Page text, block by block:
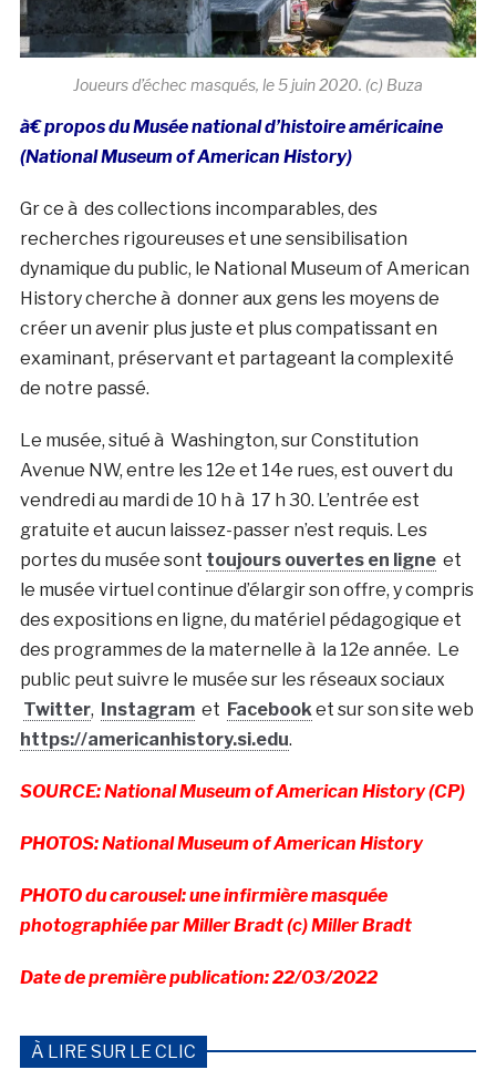
Joueurs d’échec masqués, le 5 juin 2020. (c) Buza
à€ propos du Musée national d’histoire américaine
(National Museum of American History)
Gr ce à des collections incomparables, des
recherches rigoureuses et une sensibilisation
dynamique du public, le National Museum of American
History cherche à donner aux gens les moyens de
créer un avenir plus juste et plus compatissant en
examinant, préservant et partageant la complexité
de notre passé.
Le musée, situé à Washington, sur Constitution
Avenue NW, entre les 12e et 14e rues, est ouvert du
vendredi au mardi de 10 h à 17 h 30. L’entrée est
gratuite et aucun laissez-passer n’est requis. Les
portes du musée sont toujours ouvertes en ligneet
le musée virtuel continue d’élargir son offre, y compris
des expositions en ligne, du matériel pédagogique et
des programmes de la maternelle à la 12e année. Le
public peut suivre le musée sur les réseaux sociaux
Twitter, Instagramet Facebooket sur son site web
https://americanhistory.si.edu.
SOURCE: National Museum of American History (CP)
PHOTOS: National Museum of American History
PHOTO du carousel: une infirmière masquée
photographiée par Miller Bradt (c) Miller Bradt
Date de première publication: 22/03/2022
À LIRE SUR LE CLIC